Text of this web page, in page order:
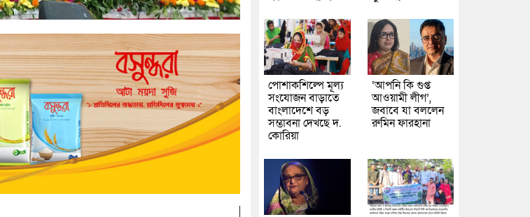
পোশাকশিল্পে মূল্য
সংযোজন বাড়াতে
বাংলাদেশে বড়
সম্ভাবনা দেখছে দ.
কোরিয়া
‘আপনি কি গুপ্ত
আওয়ামী লীগ’,
জবাবে যা বললেন
রুমিন ফারহানা